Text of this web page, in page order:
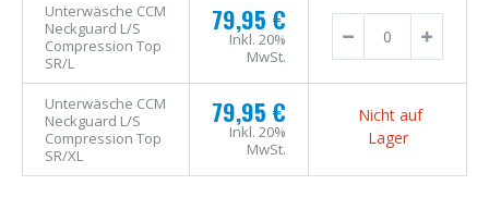
Unterwäsche CCM
Neckguard L/S
Compression Top
SR/L
79,95 €
Inkl. 20%
MwSt.
Unterwäsche CCM
Neckguard L/S
Compression Top
SR/XL
79,95 €
Inkl. 20%
MwSt.
Nicht auf
Lager